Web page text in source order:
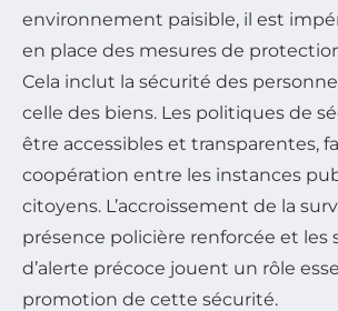
environnement paisible, il est
en place des mesures de
Cela inclut la sécurité des
celle des biens. Les politiques de
être accessibles et transparentes,
coopération entre les instances
citoyens. L’accroissement de la
présence policière renforcée et les
d’alerte précoce jouent un rôle
promotion de cette sécurité.